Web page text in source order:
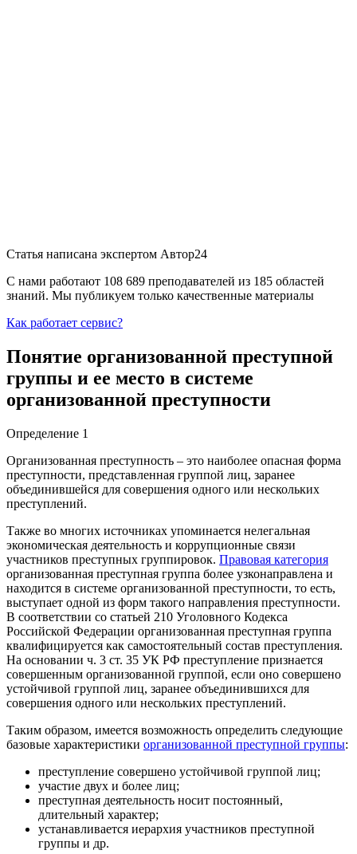
Статья написана экспертом Автор24
С нами работают 108 689 преподавателей из 185 областей
знаний. Мы публикуем только качественные материалы
Как работает сервис?
Понятие организованной преступной
группы и ее место в системе
организованной преступности
Определение 1
Организованная преступность – это наиболее опасная форма
преступности, представленная группой лиц, заранее
объединившейся для совершения одного или нескольких
преступлений.
Также во многих источниках упоминается нелегальная
экономическая деятельность и коррупционные связи
участников преступных группировок. Правовая категория
организованная преступная группа более узконаправлена и
находится в системе организованной преступности, то есть,
выступает одной из форм такого направления преступности.
В соответствии со статьей 210 Уголовного Кодекса
Российской Федерации организованная преступная группа
квалифицируется как самостоятельный состав преступления.
На основании ч. 3 ст. 35 УК РФ преступление признается
совершенным организованной группой, если оно совершено
устойчивой группой лиц, заранее объединившихся для
совершения одного или нескольких преступлений.
Таким образом, имеется возможность определить следующие
базовые характеристики организованной преступной группы:
преступление совершено устойчивой группой лиц;
участие двух и более лиц;
преступная деятельность носит постоянный,
длительный характер;
устанавливается иерархия участников преступной
группы и др.